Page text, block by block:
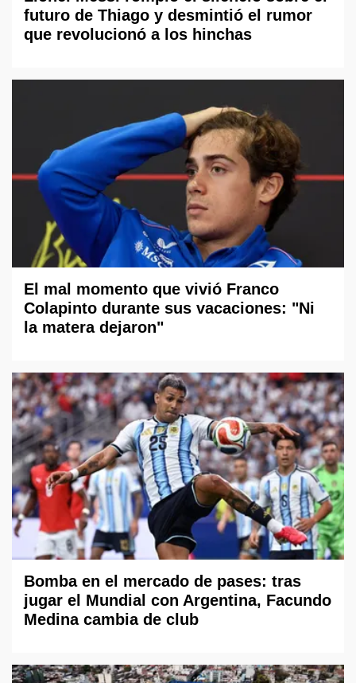
futuro de Thiago y desmintió el rumor
que revolucionó a los hinchas
El mal momento que vivió Franco
Colapinto durante sus vacaciones: "Ni
la matera dejaron"
Bomba en el mercado de pases: tras
jugar el Mundial con Argentina, Facundo
Medina cambia de club